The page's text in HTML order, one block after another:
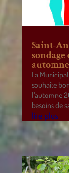
Saint-
La
souhaite
l’automne
besoins de
lire plus